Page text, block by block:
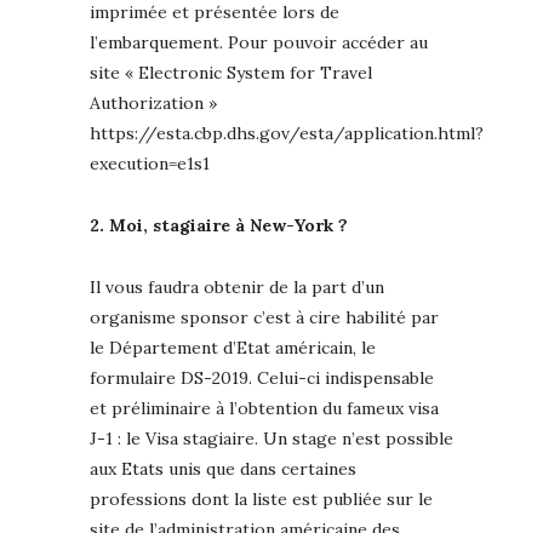
imprimée et présentée lors de
l’embarquement. Pour pouvoir accéder au
site « Electronic System for Travel
Authorization »
https://esta.cbp.dhs.gov/esta/application.html?
execution=e1s1
2. Moi, stagiaire à New-York ?
Il vous faudra obtenir de la part d’un
organisme sponsor c’est à cire habilité par
le Département d’Etat américain, le
formulaire DS-2019. Celui-ci indispensable
et préliminaire à l’obtention du fameux visa
J-1 : le Visa stagiaire. Un stage n’est possible
aux Etats unis que dans certaines
professions dont la liste est publiée sur le